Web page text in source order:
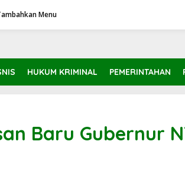
Menu
HUKUM KRIMINAL PEMERINTAHAN
Baru Gubernur